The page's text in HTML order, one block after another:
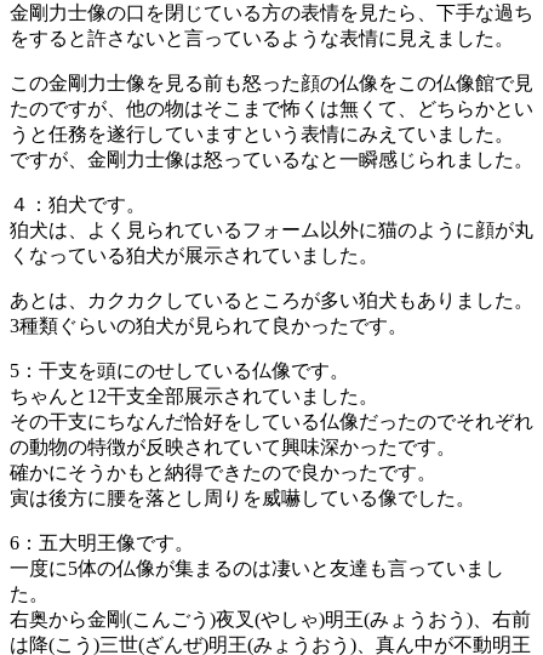
金剛力士像の口を閉じている方の表情を見たら、下手な過ち
をすると許さないと言っているような表情に見えました。
この金剛力士像を見る前も怒った顔の仏像をこの仏像館で見
たのですが、他の物はそこまで怖くは無くて、どちらかとい
うと任務を遂行していますという表情にみえていました。
ですが、金剛力士像は怒っているなと一瞬感じられました。
４：狛犬です。
狛犬は、よく見られているフォーム以外に猫のように顔が丸
くなっている狛犬が展示されていました。
あとは、カクカクしているところが多い狛犬もありました。
3種類ぐらいの狛犬が見られて良かったです。
5：干支を頭にのせしている仏像です。
ちゃんと12干支全部展示されていました。
その干支にちなんだ恰好をしている仏像だったのでそれぞれ
の動物の特徴が反映されていて興味深かったです。
確かにそうかもと納得できたので良かったです。
寅は後方に腰を落とし周りを威嚇している像でした。
6：五大明王像です。
一度に5体の仏像が集まるのは凄いと友達も言っていまし
た。
右奥から金剛(こんごう)夜叉(やしゃ)明王(みょうおう)、右前
は降(こう)三世(ざんぜ)明王(みょうおう)、真ん中が不動明王